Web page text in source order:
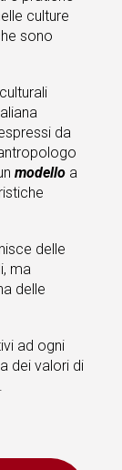
culture
sono
da
modello a
delle
ma
delle
ad ogni
dei valori di